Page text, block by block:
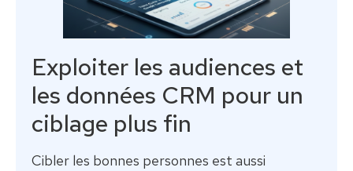
Exploiter les audiences et
les données CRM pour un
ciblage plus fin
Cibler les bonnes personnes est aussi